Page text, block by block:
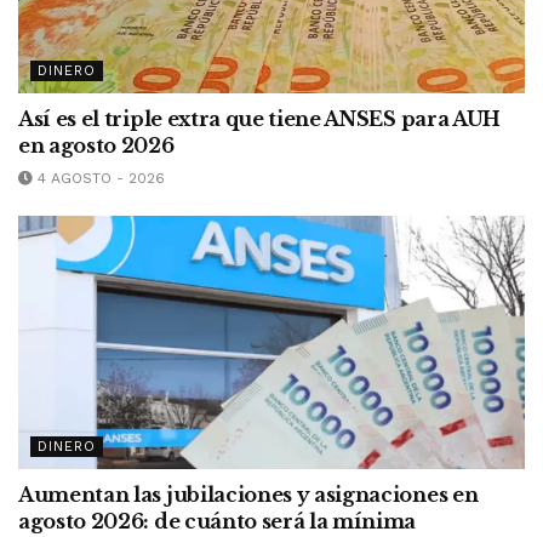
DINERO
Así es el triple extra que tiene ANSES para AUH
en agosto 2026
4 AGOSTO - 2026
DINERO
Aumentan las jubilaciones y asignaciones en
agosto 2026: de cuánto será la mínima